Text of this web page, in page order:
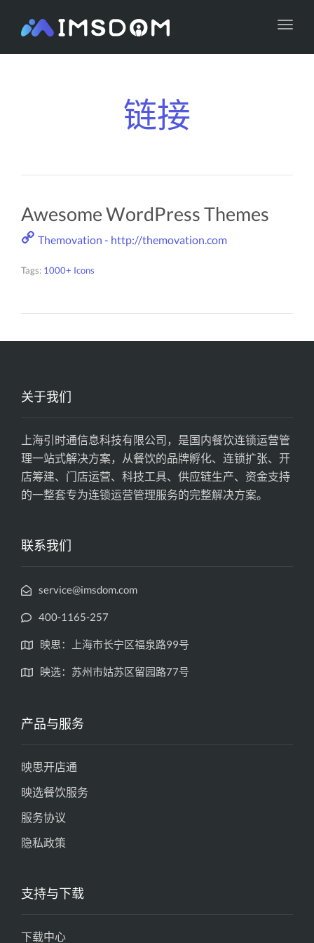
链接
Awesome WordPress Themes
Themovation - http://themovation.com
Tags: 1000+ Icons
关于我们
上海引时通信息科技有限公司，是国内餐饮连锁运营管
理一站式解决方案，从餐饮的品牌孵化、连锁扩张、开
店筹建、门店运营、科技工具、供应链生产、资金支持
的一整套专为连锁运营管理服务的完整解决方案。
联系我们
service@imsdom.com
400-1165-257
映思：上海市长宁区福泉路99号
映选：苏州市姑苏区留园路77号
产品与服务
映思开店通
映选餐饮服务
服务协议
隐私政策
支持与下载
下载中心